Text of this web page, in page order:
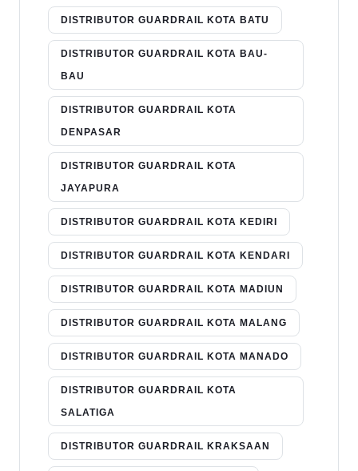
DISTRIBUTOR GUARDRAIL KOTA BATU
DISTRIBUTOR GUARDRAIL KOTA BAU-
BAU
DISTRIBUTOR GUARDRAIL KOTA
DENPASAR
DISTRIBUTOR GUARDRAIL KOTA
JAYAPURA
DISTRIBUTOR GUARDRAIL KOTA KEDIRI
DISTRIBUTOR GUARDRAIL KOTA KENDARI
DISTRIBUTOR GUARDRAIL KOTA MADIUN
DISTRIBUTOR GUARDRAIL KOTA MALANG
DISTRIBUTOR GUARDRAIL KOTA MANADO
DISTRIBUTOR GUARDRAIL KOTA
SALATIGA
DISTRIBUTOR GUARDRAIL KRAKSAAN